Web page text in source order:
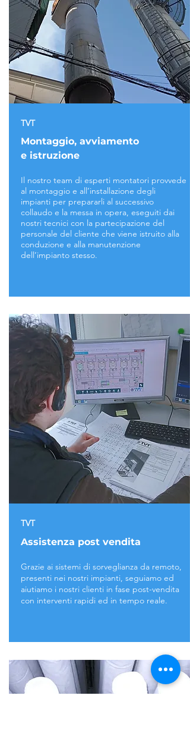
TVT
Montaggio, avviamento
e istruzione
Il nostro team di esperti montatori provvede
al montaggio e all’installazione degli
impianti per prepararli al successivo
collaudo e la messa in opera, eseguiti dai
nostri tecnici con la partecipazione del
personale del cliente che viene istruito alla
conduzione e alla manutenzione
dell’impianto stesso.
TVT
Assistenza post vendita
Grazie ai sistemi di sorveglianza da remoto,
presenti nei nostri impianti, seguiamo ed
aiutiamo i nostri clienti in fase post-vendita
con interventi rapidi ed in tempo reale.